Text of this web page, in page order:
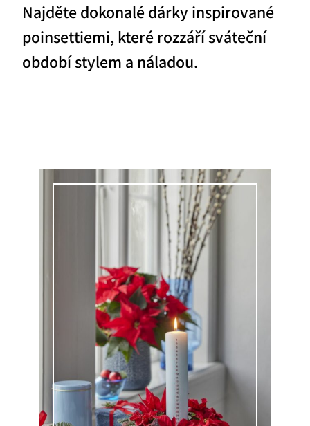
Najděte dokonalé dárky inspirované
poinsettiemi, které rozzáří sváteční
období stylem a náladou.